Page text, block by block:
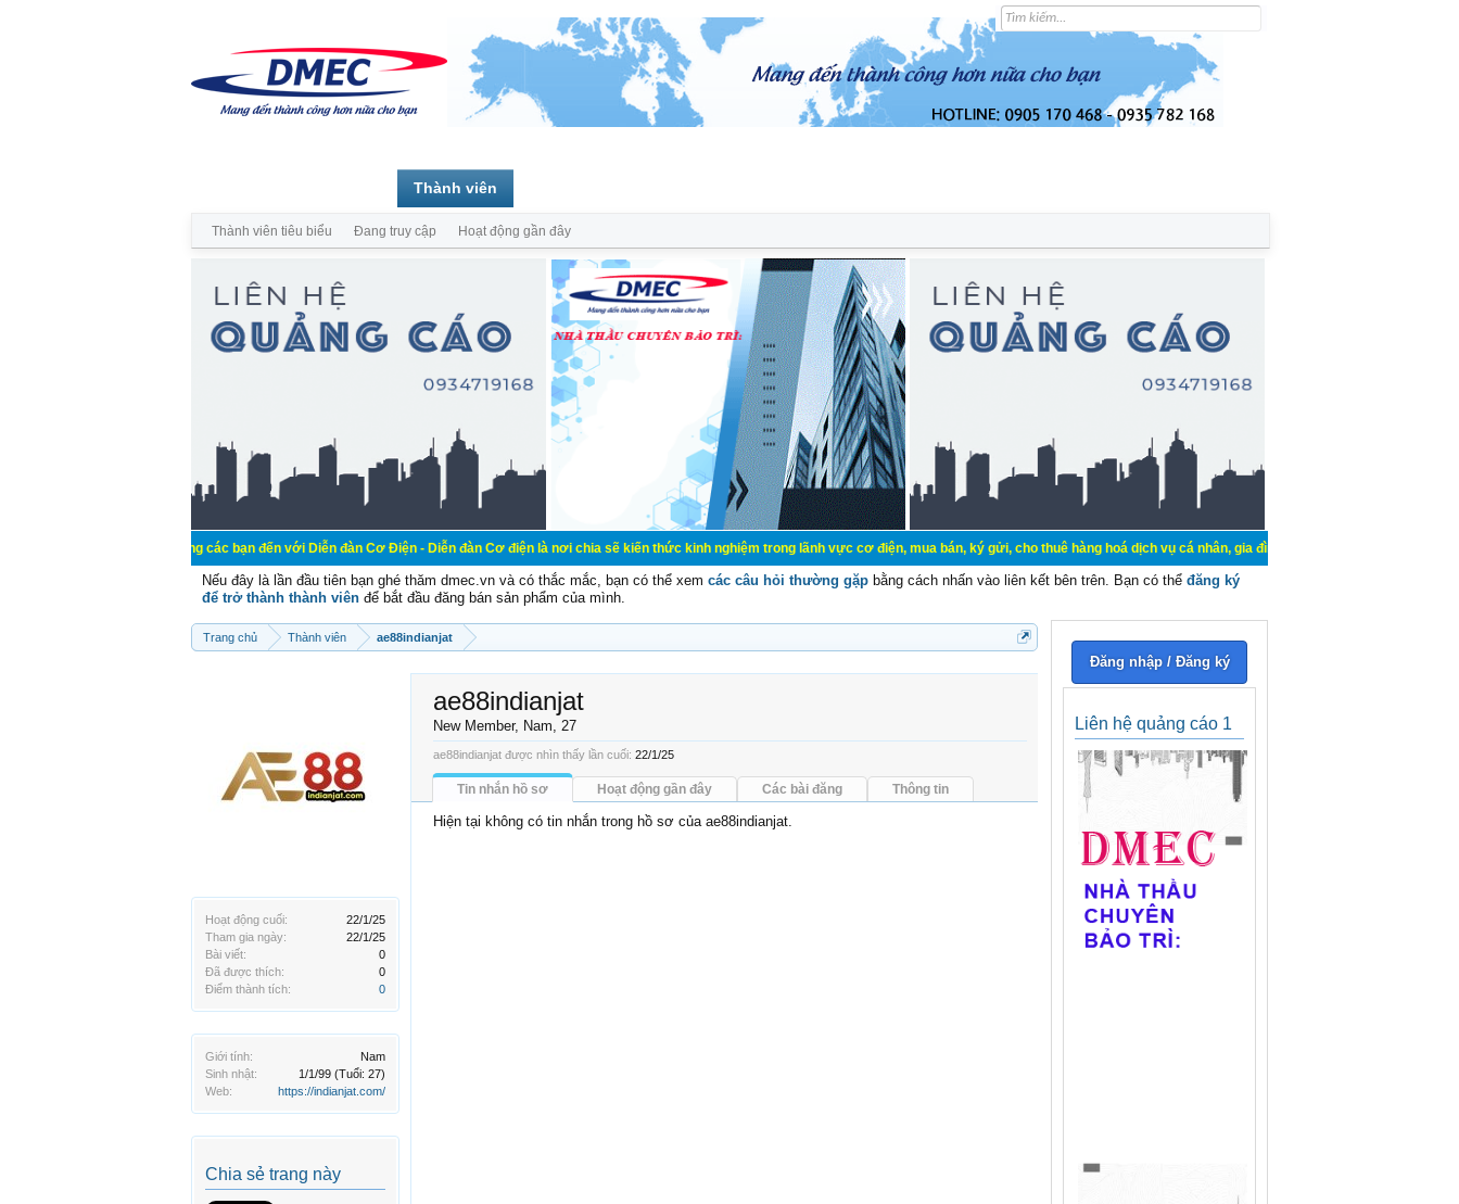
Chào mừng các bạn đến với Diễn đàn Cơ Điện - Diễn đàn Cơ điện là nơi chia sẽ kiến thức kinh nghiệm trong lãnh vực cơ điện, mua bán, ký gửi, cho thuê hàng hoá dịch vụ cá nhân, gia đình. Mua bán, ký gửi, cho thuê thiết bị
Nếu đây là lần đầu tiên bạn ghé thăm dmec.vn và có thắc mắc, bạn có thể xem các câu hỏi thường gặp bằng cách nhấn vào liên kết bên trên. Bạn có thể đăng ký
để trở thành thành viên để bắt đầu đăng bán sản phẩm của mình.
Trang chủ Thành viên ae88indianjat
Hoạt động cuối:
22/1/25
Tham gia ngày:
22/1/25
Bài viết:
0
Đã được thích:
0
Điểm thành tích:
0
Giới tính:
Nam
Sinh nhật:
1/1/99 (Tuổi: 27)
Web:
https://indianjat.com/
Chia sẻ trang này
ae88indianjat
New Member, Nam, 27
ae88indianjat được nhìn thấy lần cuối: 22/1/25
Tin nhắn hồ sơ Hoạt động gần đây Các bài đăng Thông tin
Hiện tại không có tin nhắn trong hồ sơ của ae88indianjat.
Đăng nhập / Đăng ký
Liên hệ quảng cáo 1
Thành viên
Thành viên tiêu biểu Đang truy cập Hoạt động gần đây